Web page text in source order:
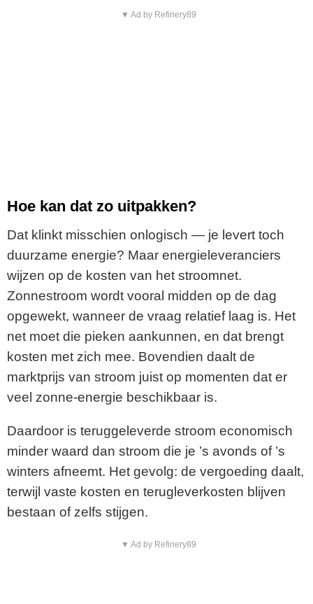
▼ Ad by Refinery89
Hoe kan dat zo uitpakken?
Dat klinkt misschien onlogisch — je levert toch
duurzame energie? Maar energieleveranciers
wijzen op de kosten van het stroomnet.
Zonnestroom wordt vooral midden op de dag
opgewekt, wanneer de vraag relatief laag is. Het
net moet die pieken aankunnen, en dat brengt
kosten met zich mee. Bovendien daalt de
marktprijs van stroom juist op momenten dat er
veel zonne-energie beschikbaar is.
Daardoor is teruggeleverde stroom economisch
minder waard dan stroom die je ’s avonds of ’s
winters afneemt. Het gevolg: de vergoeding daalt,
terwijl vaste kosten en terugleverkosten blijven
bestaan of zelfs stijgen.
▼ Ad by Refinery89